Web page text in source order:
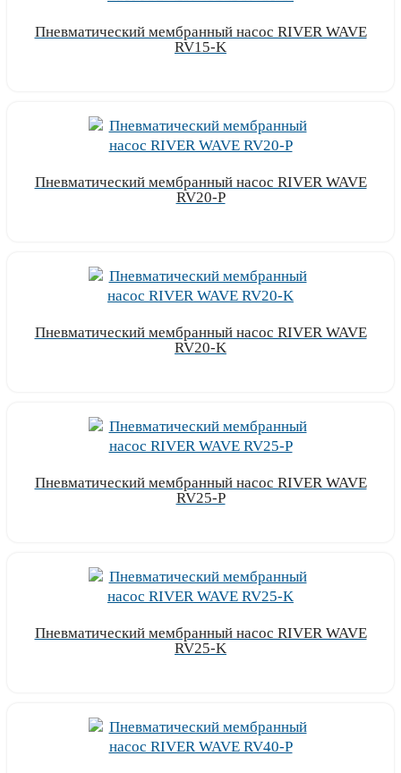
Пневматический мембранный насос RIVER WAVE
RV15-K
Пневматический мембранный насос RIVER WAVE
RV20-P
Пневматический мембранный насос RIVER WAVE
RV20-K
Пневматический мембранный насос RIVER WAVE
RV25-P
Пневматический мембранный насос RIVER WAVE
RV25-K